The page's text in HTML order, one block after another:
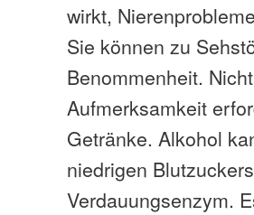
wirkt,
Sie können zu
Benommenheit.
Aufmerksamkeit
Getränke. Alkohol
niedrigen
Verdauungsenzym.